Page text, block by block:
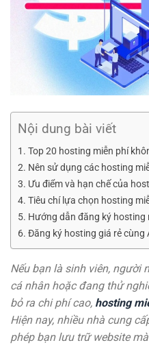
Nội dung bài viết
Top 20 hosting miễn phí
Nên sử dụng các hosting
Ưu điểm và hạn chế của
Tiêu chí lựa chọn hosting
Hướng dẫn đăng ký hosting
Đăng ký hosting giá rẻ cùng
Nếu bạn là sinh viên, người
cá nhân hoặc đang thử
bỏ ra chi phí cao, hosting
Hiện nay, nhiều nhà cung
phép bạn lưu trữ website